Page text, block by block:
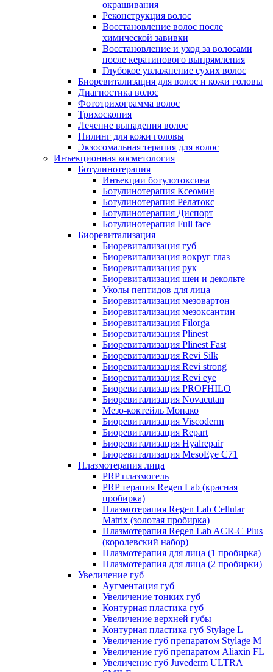
окрашивания
Реконструкция волос
Восстановление волос после
химической завивки
Восстановление и уход за волосами
после кератинового выпрямления
Глубокое увлажнение сухих волос
Биоревитализация для волос и кожи головы
Диагностика волос
Фототрихограмма волос
Трихоскопия
Лечение выпадения волос
Пилинг для кожи головы
Экзосомальная терапия для волос
Инъекционная косметология
Ботулинотерапия
Инъекции ботулотоксина
Ботулинотерапия Ксеомин
Ботулинотерапия Релатокс
Ботулинотерапия Диспорт
Ботулинотерапия Full face
Биоревитализация
Биоревитализация губ
Биоревитализация вокруг глаз
Биоревитализация рук
Биоревитализация шеи и декольте
Уколы пептидов для лица
Биоревитализация мезовартон
Биоревитализация мезоксантин
Биоревитализация Filorga
Биоревитализация Plinest
Биоревитализация Plinest Fast
Биоревитализация Revi Silk
Биоревитализация Revi strong
Биоревитализация Revi eye
Биоревитализация PROFHILO
Биоревитализация Novacutan
Мезо-коктейль Монако
Биоревитализация Viscoderm
Биоревитализация Repart
Биоревитализация Hyalrepair
Биоревитализация MesoEye C71
Плазмотерапия лица
PRP плазмогель
PRP терапия Regen Lab (красная
пробирка)
Плазмотерапия Regen Lab Cellular
Matrix (золотая пробирка)
Плазмотерапия Regen Lab ACR-C Plus
(королевский набор)
Плазмотерапия для лица (1 пробирка)
Плазмотерапия для лица (2 пробирки)
Увеличение губ
Аугментация губ
Увеличение тонких губ
Контурная пластика губ
Увеличение верхней губы
Контурная пластика губ Stylage L
Увеличение губ препаратом Stylage M
Увеличение губ препаратом Aliaxin FL
Увеличение губ Juvederm ULTRA